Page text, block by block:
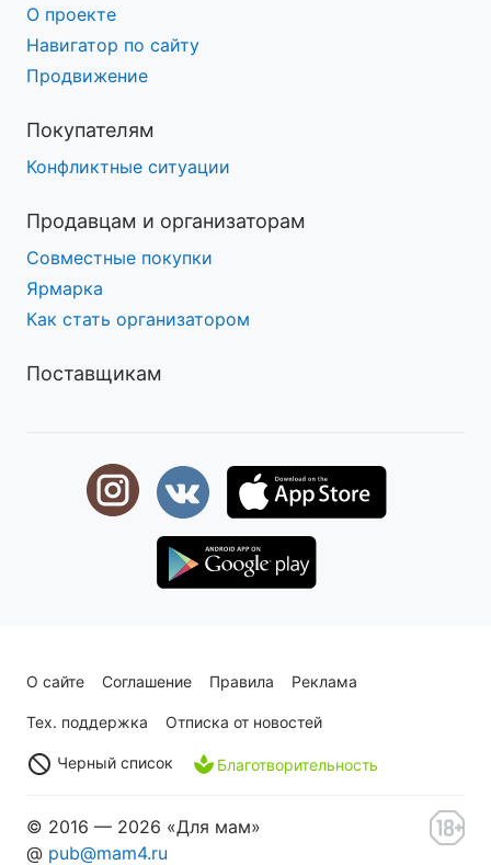
О проекте
Навигатор по сайту
Продвижение
Покупателям
Конфликтные ситуации
Продавцам и организаторам
Совместные покупки
Ярмарка
Как стать организатором
Поставщикам
О сайте Соглашение Правила Реклама
Тех. поддержка Отписка от новостей
Черный список Благотворительность
© 2016 — 2026 «Для мам»
@ pub@mam4.ru